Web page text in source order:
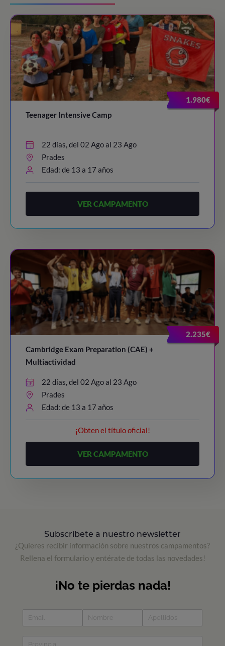
1.980€
Teenager Intensive Camp
22 días, del 02 Ago al 23 Ago
Prades
Edad: de 13 a 17 años
VER CAMPAMENTO
2.235€
Cambridge Exam Preparation (CAE) +
Multiactividad
22 días, del 02 Ago al 23 Ago
Prades
Edad: de 13 a 17 años
¡Obten el título oficial!
VER CAMPAMENTO
Subscríbete a nuestro newsletter
¿Quieres recibir información sobre nuestros campamentos?
Rellena el formulario y entérate de todas las novedades!